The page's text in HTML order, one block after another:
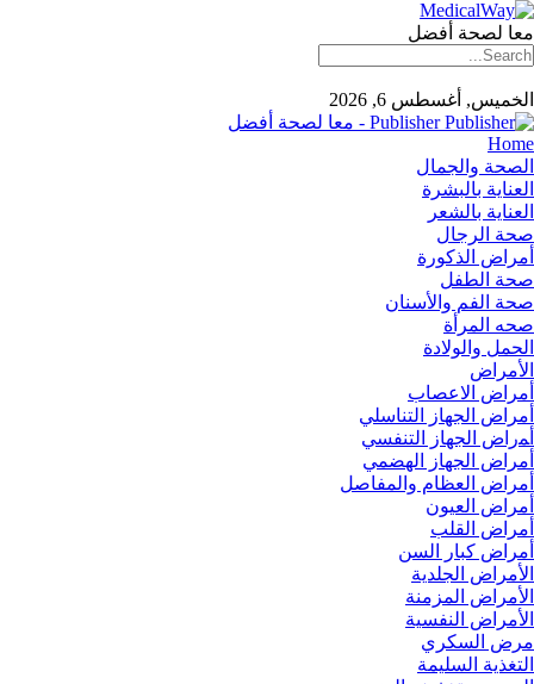
معا لصحة أفضل
الخميس, أغسطس 6, 2026
Publisher - معا لصحة أفضل
Home
الصحة والجمال
العناية بالبشرة
العناية بالشعر
صحة الرجال
أمراض الذكورة
صحة الطفل
صحة الفم والأسنان
صحه المرأة
الحمل والولادة
الأمراض
أمراض الاعصاب
أمراض الجهاز التناسلي
أﻤراض اﻟﺠﻬﺎز اﻟﺘﻨﻔﺴﻲ
أمراض الجهاز الهضمي
أمراض العظام والمفاصل
أمراض العيون
أمراض القلب
أمراض كبار السن
الأمراض الجلدية
الأمراض المزمنة
الأمراض النفسية
مرض السكري
التغذية السليمة